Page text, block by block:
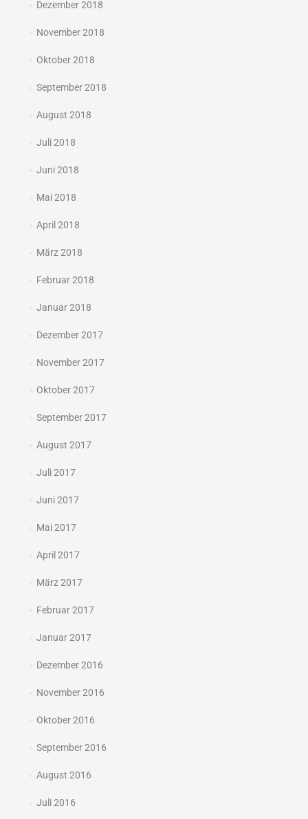
Dezember 2018
November 2018
Oktober 2018
September 2018
August 2018
Juli 2018
Juni 2018
Mai 2018
April 2018
März 2018
Februar 2018
Januar 2018
Dezember 2017
November 2017
Oktober 2017
September 2017
August 2017
Juli 2017
Juni 2017
Mai 2017
April 2017
März 2017
Februar 2017
Januar 2017
Dezember 2016
November 2016
Oktober 2016
September 2016
August 2016
Juli 2016